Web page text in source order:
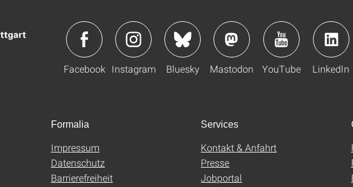
Facebook Instagram Bluesky Mastodon YouTube LinkedIn
Formalia
Impressum
Datenschutz
Barrierefreiheit
Services
Kontakt & Anfahrt
Presse
Jobportal